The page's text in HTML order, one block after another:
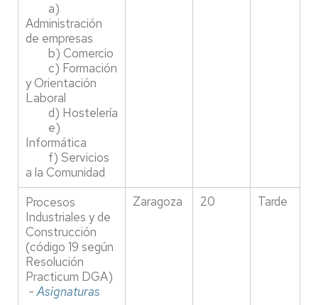
a)
Administración
de empresas
b) Comercio
c) Formación
y Orientación
Laboral
d) Hostelería
e)
Informática
f) Servicios
a la Comunidad
Procesos
Industriales y de
Construcción
(código 19 según
Resolución
Practicum DGA)
-Asignaturas
Zaragoza 20 Tarde